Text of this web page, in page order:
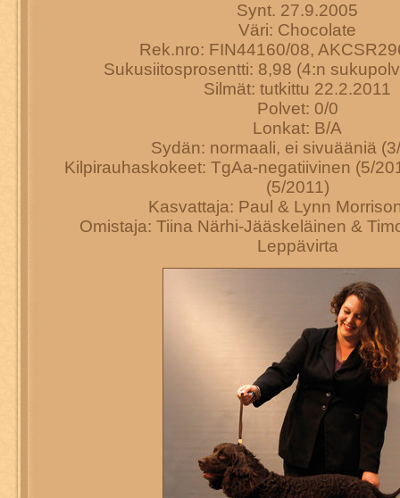
Synt. 27.9.2005
Väri: Chocolate
Rek.nro: FIN44160/08,
Sukusiitosprosentti: 8,98 (4:n
Silmät: tutkittu 22.2.2011
Polvet: 0/0
Lonkat: B/A
Sydän: normaali, ei sivuääniä
Kilpirauhaskokeet: TgAa-negatiivinen (5/
(5/2011)
Kasvattaja: Paul & Lynn
Omistaja: Tiina Närhi-Jääskeläinen &
Leppävirta